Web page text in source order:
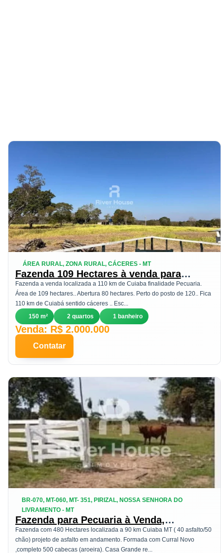
ÁREA RURAL, ZONA RURAL, CÁCERES - MT
Fazenda 109 Hectares à venda para
Pecuaria Localizada a BR 070 Zona Rural
deacesso a , Cáceres, MT
Fazenda a venda localizada a 110 km de Cuiaba finalidade Pecuaria.
Área de 109 hectares.. Abertura 80 hectares. Perto do posto de 120.. Fica
110 km de Cuiabá sentido cáceres .. Esc...
150 m²
2 quartos 1 banheiro
Venda: R$ 2.000.000
Contatar
BR-070, MT-060, MT- 351, PIRIZAL, NOSSA SENHORA DO
LIVRAMENTO - MT
Fazenda para Pecuaria à Venda,
localizada em Pirizal, Nossa Senhora do
Livramento , MT
Fazenda com 480 Hectares localizada a 90 km Cuiaba MT ( 40 asfalto/50
chão) projeto de asfalto em andamento. Formada com Curral Novo
,completo 500 cabecas (aroeira). Casa Grande re...